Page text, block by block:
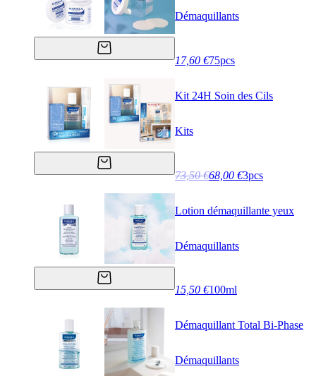
Démaquillants
17,60 €75pcs
Kit 24H Soin des Cils
Kits
73,50 €68,00 €3pcs
Lotion démaquillante yeux
Démaquillants
15,50 €100ml
Démaquillant Total Bi-Phase
Démaquillants